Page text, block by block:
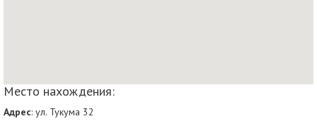
Место нахождения:
Адрес: ул. Тукума 32